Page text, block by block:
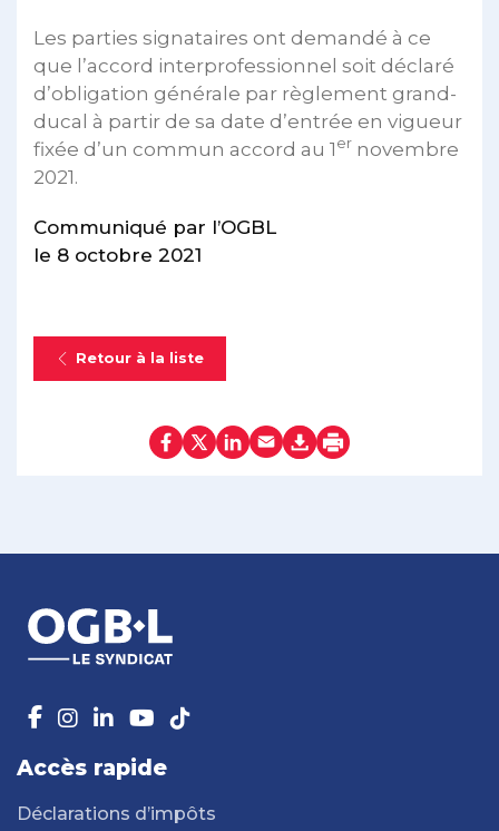
Les parties signataires ont demandé à ce
que l’accord interprofessionnel soit déclaré
d’obligation générale par règlement grand-
ducal à partir de sa date d’entrée en vigueur
fixée d’un commun accord au 1 er novembre
2021.
Communiqué par l’OGBL
le 8 octobre 2021
Retour à la liste
Accès rapide
Déclarations d’impôts